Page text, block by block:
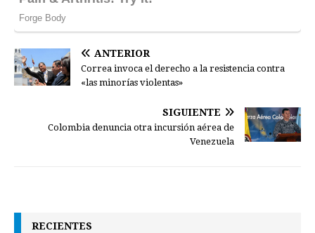
ANTERIOR
Correa invoca el derecho a la resistencia contra
«las minorías violentas»
SIGUIENTE
Colombia denuncia otra incursión aérea de
Venezuela
RECIENTES